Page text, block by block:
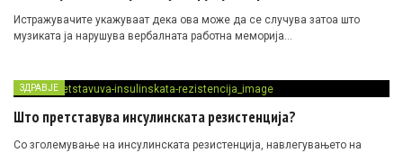
Истражувачите укажуваат дека ова може да се случува затоа што
музиката ја нарушува вербалната работна меморија…
ЗДРАВЈЕ
Што претставува инсулинската резистенција?
Со зголемување на инсулинската резистенција, навлегувањето на